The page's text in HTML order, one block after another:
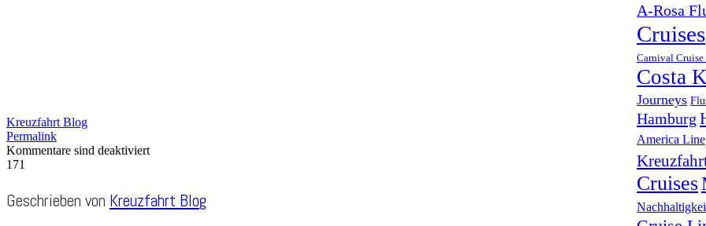
Kreuzfahrt Blog
Permalink
Kommentare sind deaktiviert
171
Geschrieben von Kreuzfahrt Blog
A-Rosa
Cruises
Carnival Cruise
Costa
Journeys
Hamburg
America Line
Cruises